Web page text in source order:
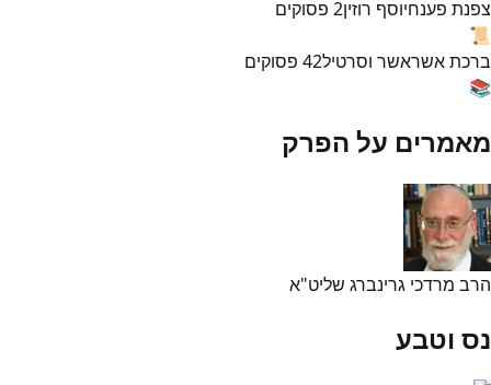
צפנת פענחיוסף רוזין2 פסוקים
📜
ברכת אשראשר וסרטיל42 פסוקים
📚
מאמרים על הפרק
הרב מרדכי גרינברג שליט"א
נס וטבע